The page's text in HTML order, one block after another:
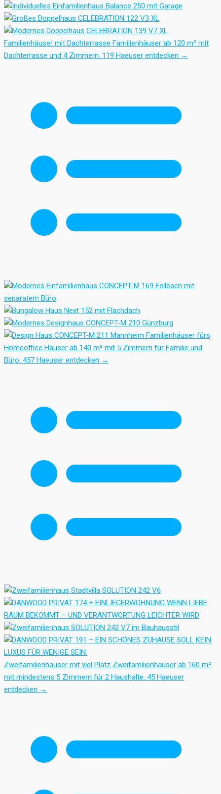
Familienhäuser mit Dachterrasse Familienhäuser ab 120 m² mit
Dachterrasse und 4 Zimmern. 119 Haeuser entdecken →
Familienhäuser fürs
Homeoffice Häuser ab 140 m² mit 5 Zimmern für Familie und
Büro. 457 Haeuser entdecken →
Zweifamilienhäuser mit viel Platz Zweifamilienhäuser ab 160 m²
mit mindestens 5 Zimmern für 2 Haushalte. 45 Haeuser
entdecken →